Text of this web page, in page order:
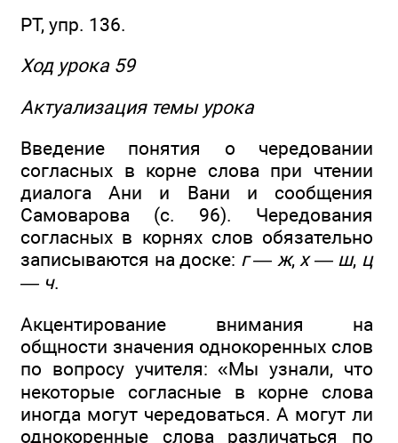
РТ, упр. 136.
Ход урока 59
Актуализация темы урока
Введение понятия о чередовании
согласных в корне слова при чтении
диалога Ани и Вани и сообщения
Самоварова (с. 96). Чередования
согласных в корнях слов обязательно
записываются на доске: г — ж,х — ш, ц
— ч.
Акцентирование внимания на
общности значения однокоренных слов
по вопросу учителя: «Мы узнали, что
некоторые согласные в корне слова
иногда могут чередоваться. А могут ли
однокоренные слова различаться по